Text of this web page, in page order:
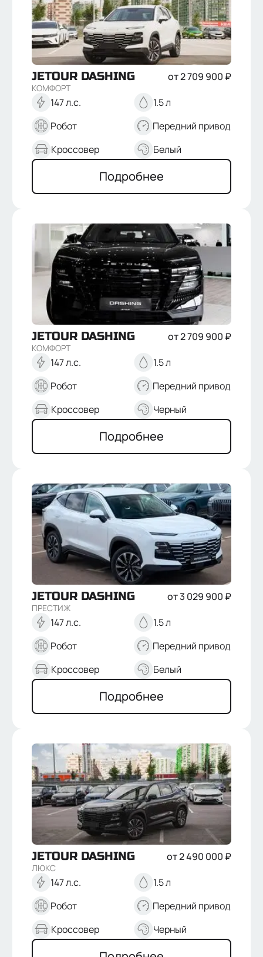
JETOUR DASHING от2 709 900 ₽
КОМФОРТ
147 л.с.
1.5 л
Робот
Передний привод
Кроссовер
Белый
Подробнее
JETOUR DASHING от2 709 900 ₽
КОМФОРТ
147 л.с.
1.5 л
Робот
Передний привод
Кроссовер
Черный
Подробнее
JETOUR DASHING от3 029 900 ₽
ПРЕСТИЖ
147 л.с.
1.5 л
Робот
Передний привод
Кроссовер
Белый
Подробнее
JETOUR DASHING от2 490 000 ₽
ЛЮКС
147 л.с.
1.5 л
Робот
Передний привод
Кроссовер
Черный